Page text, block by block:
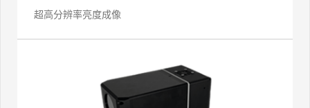
超高分辨率亮度成像